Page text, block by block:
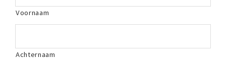
Voornaam
Achternaam